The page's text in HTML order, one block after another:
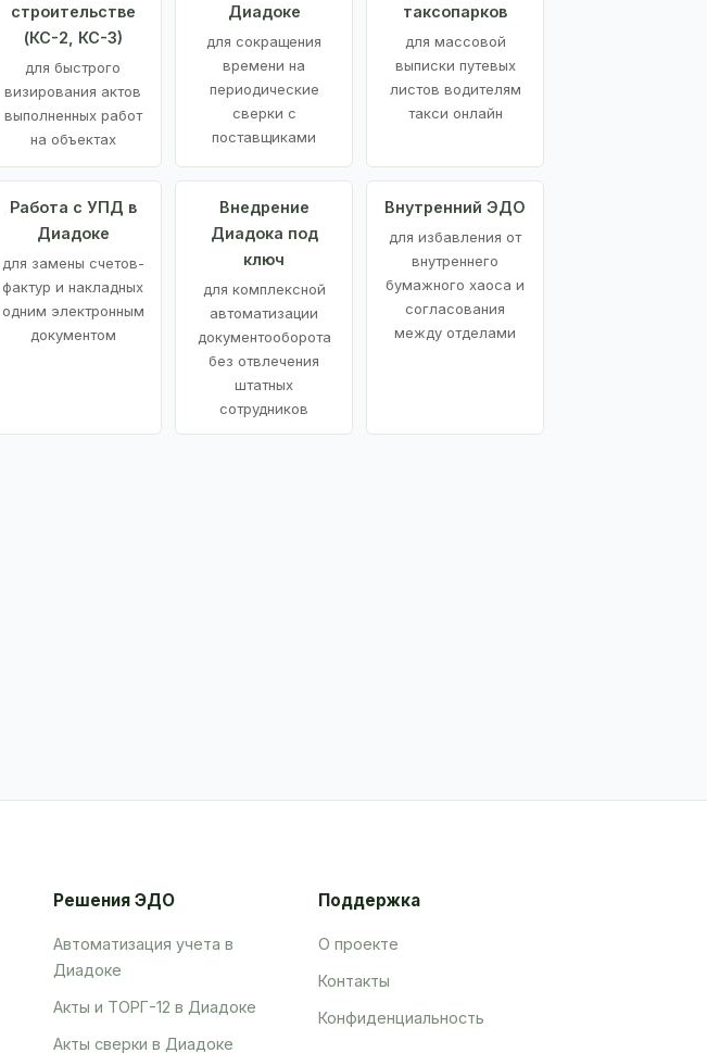
строительстве
(КС-2, КС-3)
для быстрого
визирования актов
выполненных работ
на объектах
Диадоке
для сокращения
времени на
периодические
сверки с
поставщиками
таксопарков
для массовой
выписки путевых
листов водителям
такси онлайн
Работа с УПД в
Диадоке
для замены счетов-
фактур и накладных
одним электронным
документом
Внедрение
Диадока под
ключ
для комплексной
автоматизации
документооборота
без отвлечения
штатных
сотрудников
Внутренний ЭДО
для избавления от
внутреннего
бумажного хаоса и
согласования
между отделами
Решения ЭДО
Автоматизация учета в
Диадоке
Акты и ТОРГ-12 в Диадоке
Акты сверки в Диадоке
Поддержка
О проекте
Контакты
Конфиденциальность